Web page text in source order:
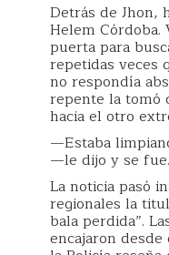
Detrás de Jhon,
Helem Córdoba.
puerta para
repetidas veces
no respondía
repente la tomó
hacia el otro
—Estaba
—le dijo y se fue.
La noticia pasó
regionales la
bala perdida”.
encajaron